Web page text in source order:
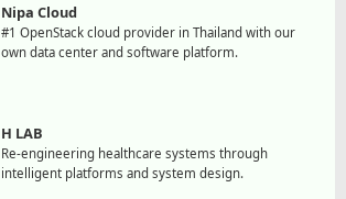
Nipa Cloud
#1 OpenStack cloud provider in Thailand with our
own data center and software platform.
H LAB
Re-engineering healthcare systems through
intelligent platforms and system design.